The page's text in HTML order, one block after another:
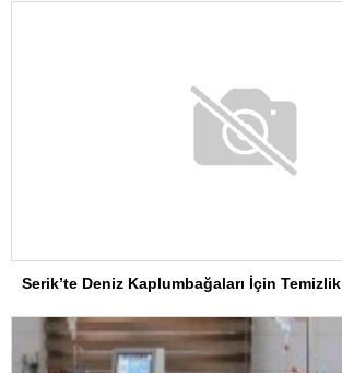
Serik’te Deniz Kaplumbağaları İçin Temizlik